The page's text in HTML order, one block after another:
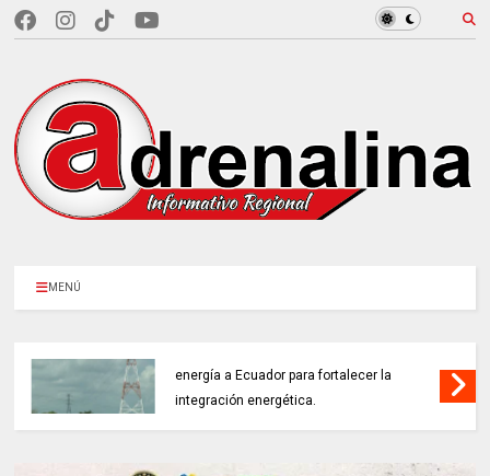
MENÚ
energía a Ecuador para fortalecer la
integración energética.